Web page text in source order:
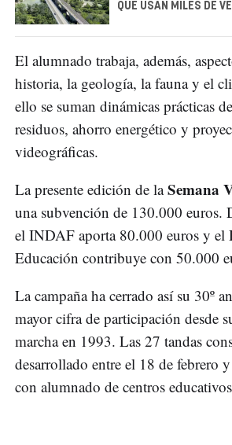
QUE USAN MILES DE
El alumnado trabaja, además,
historia, la geología, la fauna y el
ello se suman dinámicas prácticas
residuos, ahorro energético y
videográficas.
La presente edición de laSemana
una subvención de 130.000 euros.
el INDAF aporta 80.000 euros y el
Educación contribuye con 50.000
La campaña ha cerrado así su 30º
mayor cifra de participación desde
marcha en 1993. Las 27 tandas
desarrollado entre el 18 de febrero
con alumnado de centros